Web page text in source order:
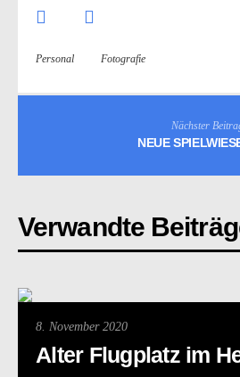
Personal Fotografie
Nächster
NEUE
Verwandte
8. November 2020
Alter Flugplatz im